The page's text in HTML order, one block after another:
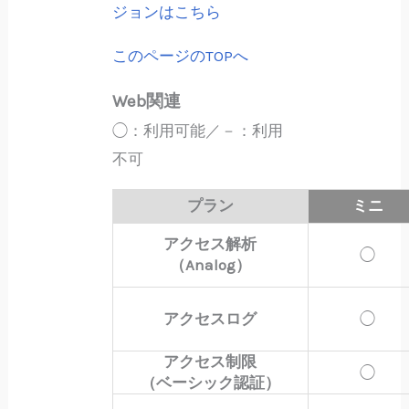
ジョンはこちら
このページのTOPへ
Web関連
◯：利用可能／－：利用
不可
プラン ミニ
アクセス解析
（Analog）
◯
アクセスログ ◯
アクセス制限
（ベーシック認証）
◯